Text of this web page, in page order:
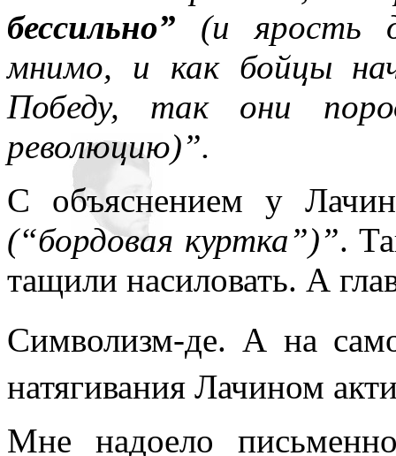
бессильно” (и ярость
мнимо, и как бойцы
Победу, так они
революцию)”.
С объяснением у
(“бордовая куртка”)”.
тащили насиловать. А
Символизм-де. А на
натягивания Лачином
Мне надоело